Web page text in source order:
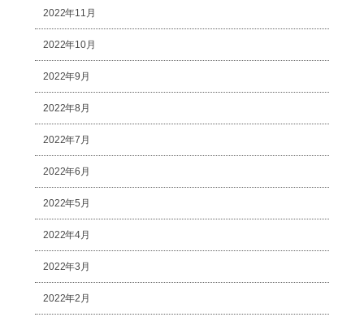
2022年11月
2022年10月
2022年9月
2022年8月
2022年7月
2022年6月
2022年5月
2022年4月
2022年3月
2022年2月